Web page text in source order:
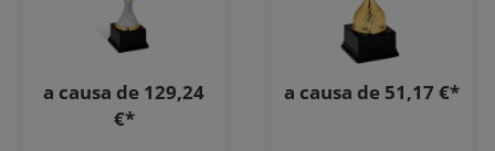
a causa de 129,24
€*
a causa de 51,17 €*